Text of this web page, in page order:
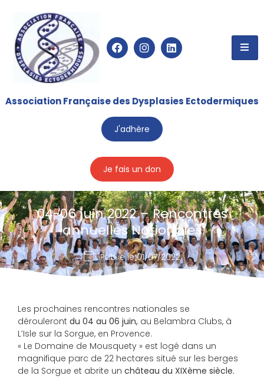
Association Française des Dysplasies Ectodermiques
J'adhère
Je fais un don
04-06 juin 2022 – Rencontres
annuelles Nationales
Publié le01/07/2022
Les prochaines rencontres nationales se
dérouleront du 04 au 06 juin, au Belambra Clubs, à
L’Isle sur la Sorgue, en Provence.
« Le Domaine de Mousquety » est logé dans un
magnifique parc de 22 hectares situé sur les berges
de la Sorgue et abrite un château du XIXème siècle.